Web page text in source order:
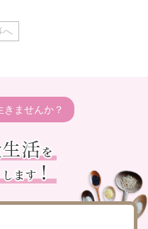
へ
きませんか？